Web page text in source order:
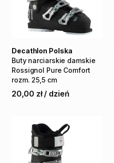
Buty narciarskie damskie
Rossignol Pure Comfort
rozm. 25 ​,​5 cm
Decathlon Polska
20,00 zł / dzień